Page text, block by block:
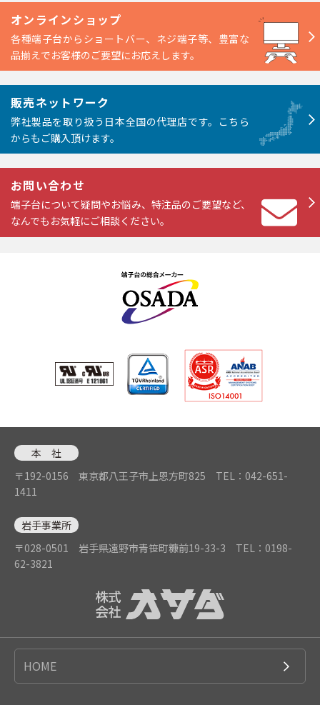
オンラインショップ
各種端子台からショートバー、ネジ端子等、豊富な
品揃えでお客様のご要望にお応えします。
販売ネットワーク
弊社製品を取り扱う日本全国の代理店です。こちら
からもご購入頂けます。
お問い合わせ
端子台について疑問やお悩み、特注品のご要望など、
なんでもお気軽にご相談ください。
本 社
〒192-0156 東京都八王子市上恩方町825 TEL：042-651-
1411
岩手事業所
〒028-0501 岩手県遠野市青笹町糠前19-33-3 TEL：0198-
62-3821
HOME